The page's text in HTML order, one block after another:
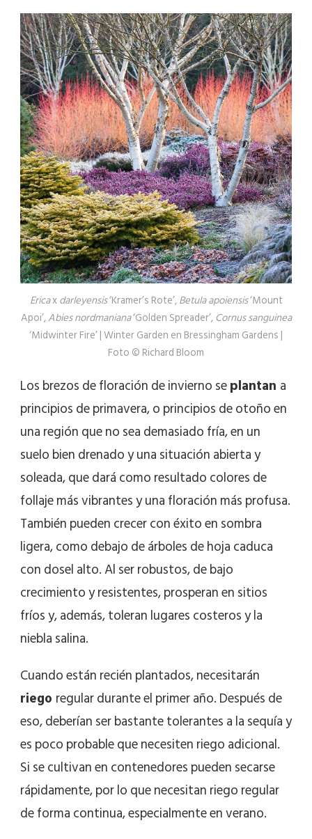
Ericaxdarleyensis‘Kramer’s Rote’,Betula apoiensis‘Mount
Apoi’,Abies nordmaniana‘Golden Spreader’,Cornus sanguinea
‘Midwinter Fire’ | Winter Garden en Bressingham Gardens |
Foto © Richard Bloom
Los brezos de floración de invierno seplantan a
principios de primavera, o principios de otoño en
una región que no sea demasiado fría, en un
suelo bien drenado y una situación abierta y
soleada, que dará como resultado colores de
follaje más vibrantes y una floración más profusa.
También pueden crecer con éxito en sombra
ligera, como debajo de árboles de hoja caduca
con dosel alto. Al ser robustos, de bajo
crecimiento y resistentes, prosperan en sitios
fríos y, además, toleran lugares costeros y la
niebla salina.
Cuando están recién plantados, necesitarán
riego regular durante el primer año. Después de
eso, deberían ser bastante tolerantes a la sequía y
es poco probable que necesiten riego adicional.
Si se cultivan en contenedores pueden secarse
rápidamente, por lo que necesitan riego regular
de forma continua, especialmente en verano.